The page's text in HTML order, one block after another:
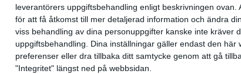
leverantörers uppgiftsbehandling enligt beskrivningen
för att få åtkomst till mer detaljerad information och ändra
viss behandling av dina personuppgifter kanske inte kräver
uppgiftsbehandling. Dina inställningar gäller endast den
preferenser eller dra tillbaka ditt samtycke genom att gå
"Integritet" längst ned på webbsidan.
Löparna viktiga när Sverige vann Finnkampen
26 aug 2025
Den hundrade upplagan av Finnkampen, världens äldsta och
landskamp i friidrott, avgjordes inför fullsatta läktare på